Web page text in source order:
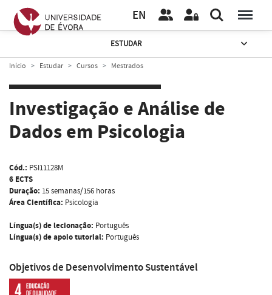
EN
ESTUDAR
Início Estudar Cursos Mestrados
Investigação e Análise de
Dados em Psicologia
Cód.: PSI11128M
6 ECTS
Duração: 15 semanas/156 horas
Área Científica: Psicologia
Língua(s) de lecionação: Português
Língua(s) de apoio tutorial: Português
Objetivos de Desenvolvimento Sustentável